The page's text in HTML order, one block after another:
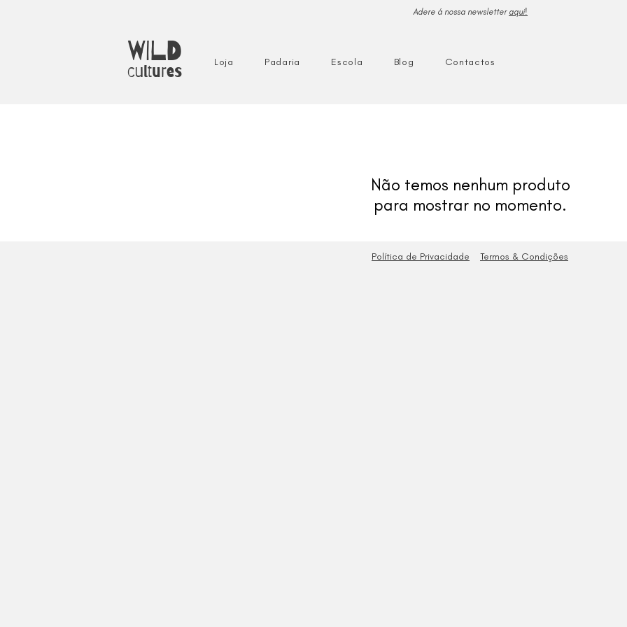
Adere á nossa newsletter aqui!
WILD
cultures Loja Padaria Escola Blog Contactos
Não temos nenhum produto
para mostrar no momento.
Política de Privacidade Termos & Condições